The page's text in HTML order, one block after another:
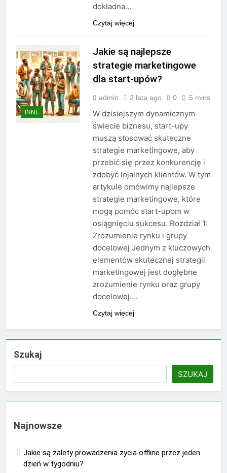
dokładna…
Czytaj więcej
INNE
Jakie są najlepsze
strategie marketingowe
dla start-upów?
admin 2 lata ago 0 5 mins
W dzisiejszym dynamicznym
świecie biznesu, start-upy
muszą stosować skuteczne
strategie marketingowe, aby
przebić się przez konkurencję i
zdobyć lojalnych klientów. W tym
artykule omówimy najlepsze
strategie marketingowe, które
mogą pomóc start-upom w
osiągnięciu sukcesu. Rozdział 1:
Zrozumienie rynku i grupy
docelowej Jednym z kluczowych
elementów skutecznej strategii
marketingowej jest dogłębne
zrozumienie rynku oraz grupy
docelowej….
Czytaj więcej
Szukaj
SZUKAJ
Najnowsze
Jakie są zalety prowadzenia życia offline przez jeden
dzień w tygodniu?